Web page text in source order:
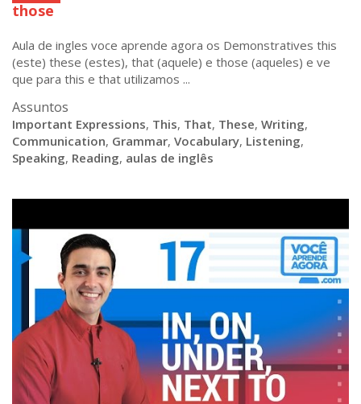
those
Aula de ingles voce aprende agora os Demonstratives this
(este) these (estes), that (aquele) e those (aqueles) e ve
que para this e that utilizamos ...
Assuntos
Important Expressions, This, That, These, Writing,
Communication, Grammar, Vocabulary, Listening,
Speaking, Reading, aulas de inglês